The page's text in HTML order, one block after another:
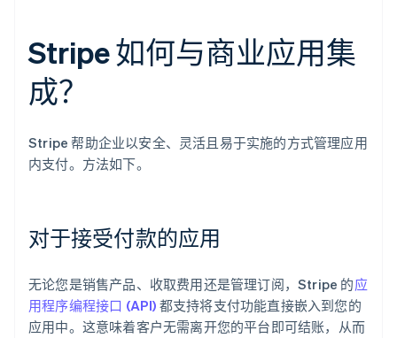
Stripe 如何与商业应用集
成？
Stripe 帮助企业以安全、灵活且易于实施的方式管理应用
内支付。方法如下。
对于接受付款的应用
无论您是销售产品、收取费用还是管理订阅，Stripe 的应
用程序编程接口 (API) 都支持将支付功能直接嵌入到您的
应用中。这意味着客户无需离开您的平台即可结账，从而